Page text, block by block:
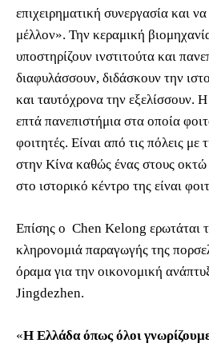
επιχειρηματική συνεργασία και
μέλλον». Την κεραμική
υποστηρίζουν ινστιτούτα και
διαφυλάσσουν, διδάσκουν την
και ταυτόχρονα την εξελίσσουν.
επτά πανεπιστήμια στα οποία
φοιτητές. Είναι από τις πόλεις με
στην Κίνα καθώς ένας στους
στο ιστορικό κέντρο της είναι
Επίσης ο Chen Kelong ερωτάται
κληρονομιά παραγωγής της
όραμα για την οικονομική
Jingdezhen.
«Η Ελλάδα όπως όλοι γνωρίζουμε